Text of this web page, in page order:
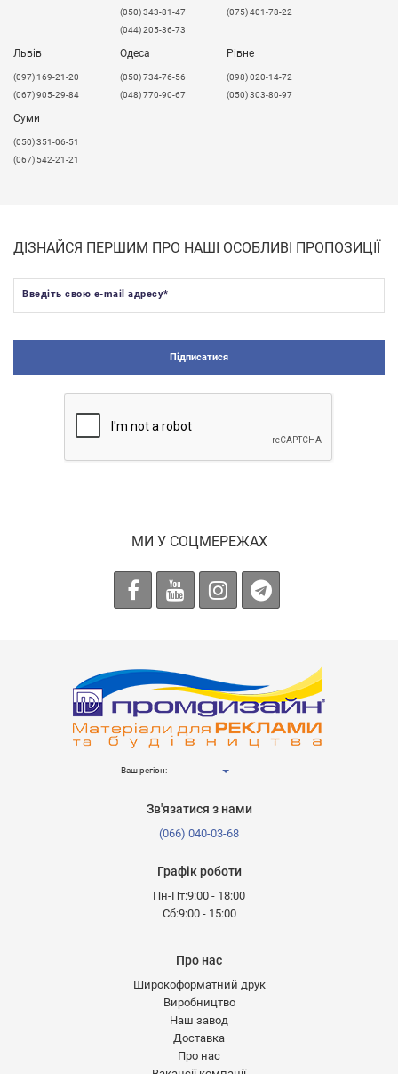
(050) 343-81-47
(044) 205-36-73
(075) 401-78-22
Львів
​(097) 169-21-20
(067) 905-29-84
Одеса
(050) 734-76-56
(048) 770-90-67
Рівне
(098) 020-14-72
(050) 303-80-97
Суми
(050) 351-06-51
(067) 542-21-21
ДІЗНАЙСЯ ПЕРШИМ ПРО НАШІ ОСОБЛИВІ ПРОПОЗИЦІЇ
Введіть свою e-mail адресу*
Підписатися
МИ У СОЦМЕРЕЖАХ
Ваш регіон:
Зв'язатися з нами
(066) 040-03-68
Графік роботи
Пн-Пт:9:00 - 18:00
Сб:9:00 - 15:00
Про нас
Широкоформатний друк
Виробництво
Наш завод
Доставка
Про нас